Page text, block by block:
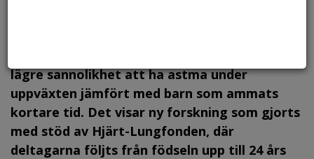
lägre sannolikhet att ha astma under
uppväxten jämfört med barn som ammats
kortare tid. Det visar ny forskning som gjorts
med stöd av Hjärt-Lungfonden, där
deltagarna följts från födseln upp till 24 års